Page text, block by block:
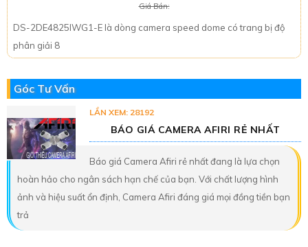
Giá Bán:
DS-2DE4825IWG1-E là dòng camera speed dome có trang bị độ
phân giải 8
Góc Tư Vấn
LẦN XEM: 28192
BÁO GIÁ CAMERA AFIRI RẺ NHẤT
Báo giá Camera Afiri rẻ nhất đang là lựa chọn
hoàn hảo cho ngân sách hạn chế của bạn. Với chất lượng hình
ảnh và hiệu suất ổn định, Camera Afiri đáng giá mọi đồng tiền bạn
trả